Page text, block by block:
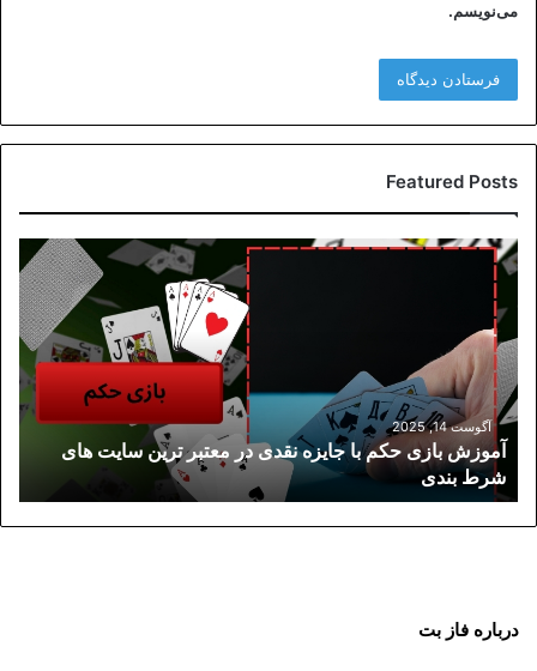
می‌نویسم.
Featured Posts
آموزش
بازی
حکم
جایزه
نقدی
در
معتبر
ترین
سایت
های
شرط
آگوست 14, 2025
آموزش بازی حکم با جایزه نقدی در معتبر ترین سایت های
شرط بندی
درباره فاز بت